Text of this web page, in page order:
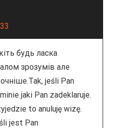
будь ласка
зрозумів але
jeśli Pan
jaki Pan zadeklaruje.
to anuluję wizę.
jest Pan